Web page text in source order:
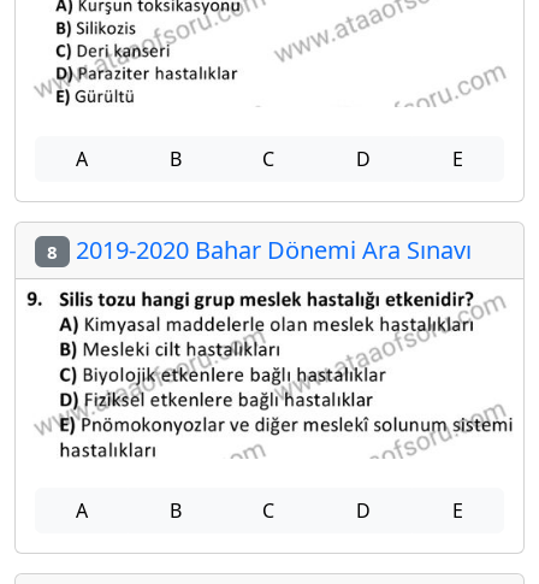
A B C D E
8 2019-2020 Bahar Dönemi Ara Sınavı
A B C D E